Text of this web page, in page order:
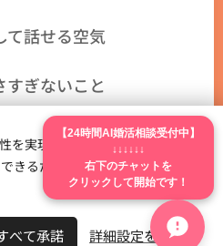
て話せる空気
すぎないこと
日ここがいいな」 と思
んでいます。
を実現するため、Webnodeは
きるだけ最高の体験を提供しま
べて承諾 詳細設定を開く
【24時間AI婚活相談受付中】
↓↓↓↓↓↓
右下のチャットを
クリックして開始です！